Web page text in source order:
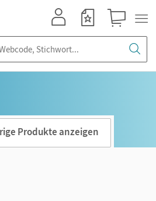
Produkte anzeigen